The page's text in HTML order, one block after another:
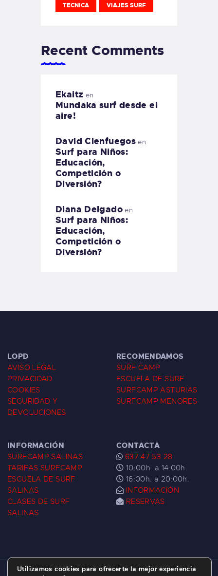
TECNICA VIAJES SURF
Recent Comments
Ekaitz en
Mundaka surf desde el
aire!
David Cienfuegos en
Surf para Niños:
Educación,
Competición o
Diversión?
Diana Delgadoen
Surf para Niños:
Educación,
Competición o
Diversión?
LOPD
AVISO LEGAL
PRIVACIDAD
COOKIES
SEGURIDAD Y
DEVOLUCIONES
RECOMENDAMOS
SURF CAMP
ESCUELA DE SURF
SURFCAMP ASTURIAS
SURFCAMP MENORES
INFORMACIÓN
SURFCAMP SALINAS
TARIFAS SURFCAMP
ESCUELA DE SURF
SALINAS
CLASES DE SURF
SALINAS
CONTACTA
637 47 53 28
10:00h. a 14:00h.
16:00h. a 20:00h.
INFORMACIÓN
RESERVAS
Utilizamos cookies para ofrecerte la mejor experiencia